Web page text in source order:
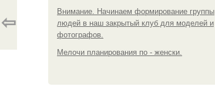
Внимание. Начинаем формирование группы
людей в наш закрытый клуб для моделей и
фотографов.
Мелочи планирования по - женски.
⇦